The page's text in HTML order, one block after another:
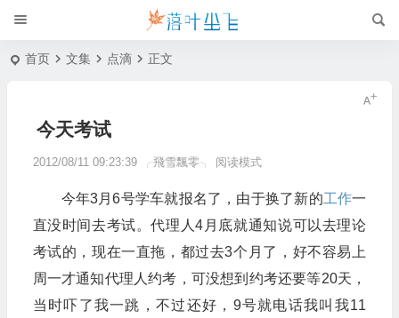
首页 文集 点滴 正文
今天考试
2012/08/11 09:23:39 ╭飛雪飄零╮ 阅读模式
今年3月6号学车就报名了，由于换了新的工作一
直没时间去考试。代理人4月底就通知说可以去理论
考试的，现在一直拖，都过去3个月了，好不容易上
周一才通知代理人约考，可没想到约考还要等20天，
当时吓了我一跳，不过还好，9号就电话我叫我11